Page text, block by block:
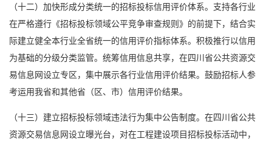
（十二）加快形成分类统一的招标投标信用评价体系。支持各行业
在严格遵行《招标投标领域公平竞争审查规则》的前提下，结合实
际建立健全本行业全省统一的信用评价指标体系。积极推行以信用
为基础的分级分类监管。统筹信用信息共享，在四川省公共资源交
易信息网设立专区，集中展示各行业信用评价结果。鼓励招标人参
考运用我省和其他省（区、市）信用评价结果。
（十三）建立招标投标领域违法行为集中公告制度。在四川省公共
资源交易信息网设立曝光台，对在工程建设项目招标投标活动中，